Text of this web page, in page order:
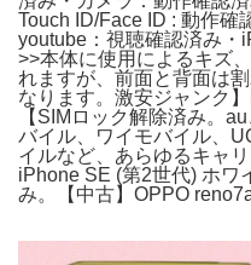
Touch ID/Face ID : 動作確
youtube：視聴確認済み・
>>本体に使用によるキズ
れますが、前面と背面は
なります。激安ジャンク
【SIMロック解除済み。
バイル、ワイモバイル、
イルなど、あらゆるキャ
iPhone SE (第2世代) ホ
み。【中古】OPPO reno7a